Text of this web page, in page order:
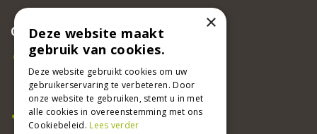
CONTACT
Beeker Tuincentrum
Adsteeg 31
6191 PW Beek
Bel ons
046 437 2881
×
Deze website maakt
gebruik van cookies.
Deze website gebruikt cookies om uw
gebruikerservaring te verbeteren. Door
onze website te gebruiken, stemt u in met
alle cookies in overeenstemming met ons
Cookiebeleid.Lees verder